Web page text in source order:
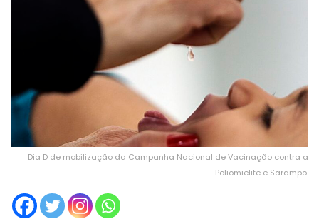
Dia D de mobilização da Campanha Nacional de Vacinação contra a
Poliomielite e Sarampo.